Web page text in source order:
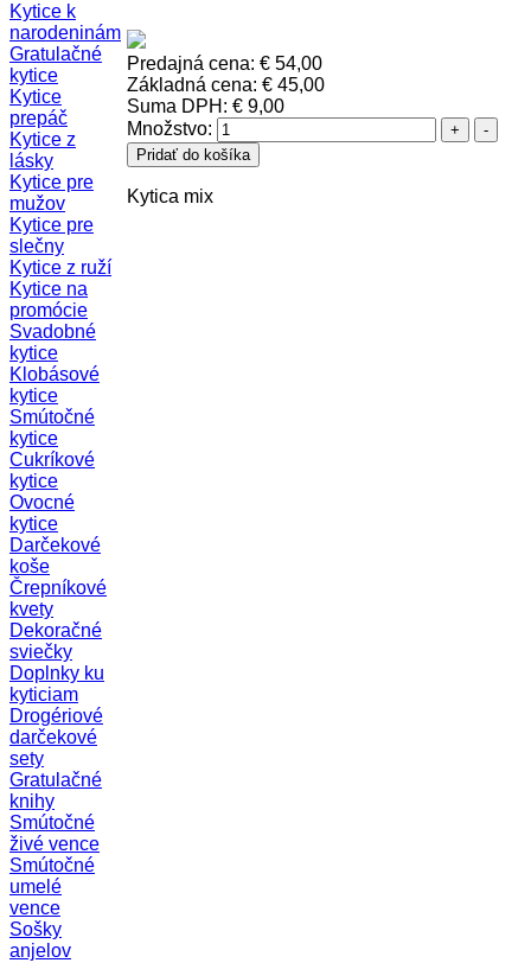
Predajná cena:€ 54,00
Základná cena:€ 45,00
Suma DPH:€ 9,00
Množstvo:
Kytica mix
Kytice k
narodeninám
Gratulačné
kytice
Kytice
prepáč
Kytice z
lásky
Kytice pre
mužov
Kytice pre
slečny
Kytice z ruží
Kytice na
promócie
Svadobné
kytice
Klobásové
kytice
Smútočné
kytice
Cukríkové
kytice
Ovocné
kytice
Darčekové
koše
Črepníkové
kvety
Dekoračné
sviečky
Doplnky ku
kyticiam
Drogériové
darčekové
sety
Gratulačné
knihy
Smútočné
živé vence
Smútočné
umelé
vence
Sošky
anjelov